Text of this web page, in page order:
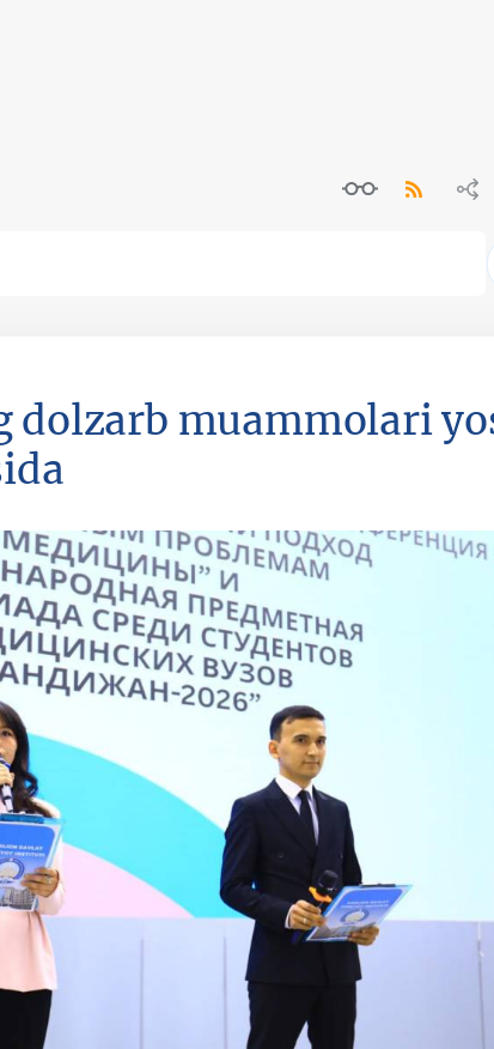
dolzarb muammolari